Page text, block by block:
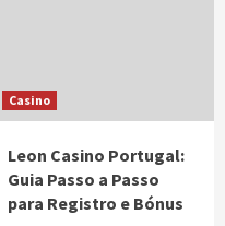
Casino
Leon Casino Portugal:
Guia Passo a Passo
para Registro e Bónus